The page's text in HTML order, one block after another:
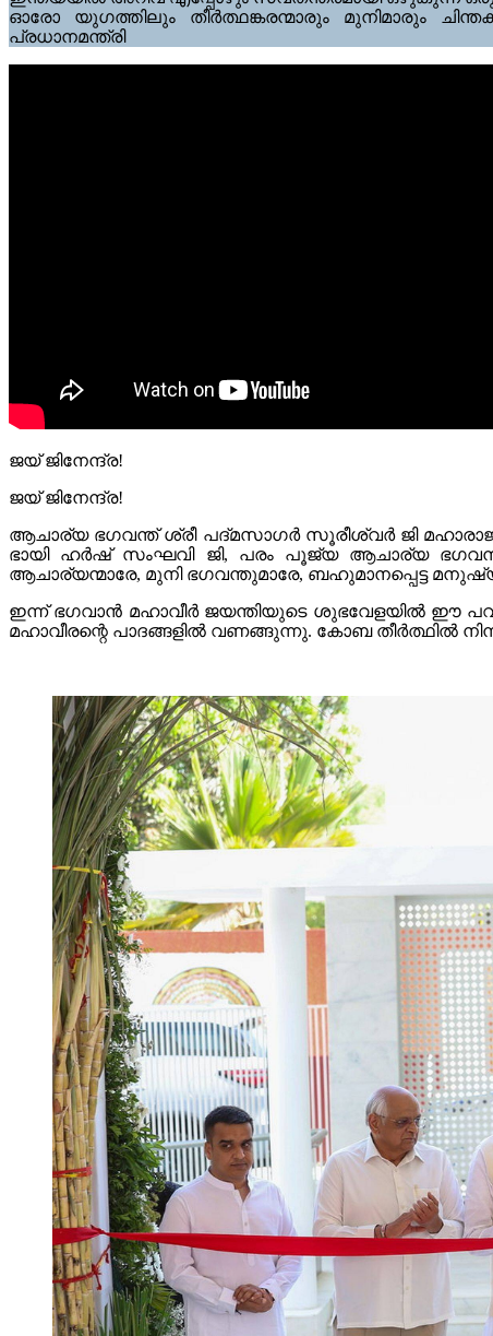
ഓരോ യുഗത്തിലും തീർത്ഥങ്കരന്മാരും മുനിമാരും
പ്രധാനമന്ത്രി
ജയ് ജിനേന്ദ്ര!
ജയ് ജിനേന്ദ്ര!
ആചാര്യ ഭഗവന്ത് ശ്രീ പദ്മസാഗർ സൂരീശ്വർ ജി
ഭായി ഹർഷ് സംഘവി ജി, പരം പൂജ്യ ആചാര്യ
ആചാര്യന്മാരേ, മുനി ഭഗവന്തുമാരേ, ബഹുമാനപ്പെട്ട
ഇന്ന് ഭഗവാൻ മഹാവീർ ജയന്തിയുടെ ശുഭവേളയിൽ ഈ
മഹാവീരന്റെ പാദങ്ങളിൽ വണങ്ങുന്നു. കോബ തീർത്ഥിൽ